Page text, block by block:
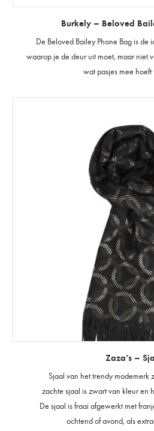
Burkely – Beloved
De Beloved Bailey Phone Bag is de
waarop je de deur uit moet, maar niet
wat pasjes mee hoeft
Zaza’s –
Sjaal van het trendy modemerk
zachte sjaal is zwart van kleur en
De sjaal is fraai afgewerkt met
ochtend of avond, als